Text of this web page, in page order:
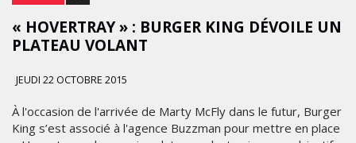
« HOVERTRAY » : BURGER KING DÉVOILE UN
PLATEAU VOLANT
JEUDI 22 OCTOBRE 2015
À l'occasion de l'arrivée de Marty McFly dans le futur, Burger
King s’est associé à l'agence Buzzman pour mettre en place